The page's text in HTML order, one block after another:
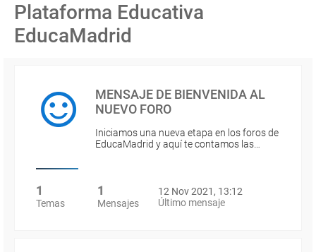
Plataforma Educativa
EducaMadrid
MENSAJE DE BIENVENIDA AL
NUEVO FORO
Iniciamos una nueva etapa en los foros de
EducaMadrid y aquí te contamos las…
1
Temas
1
Mensajes
12 Nov 2021, 13:12
Último mensaje